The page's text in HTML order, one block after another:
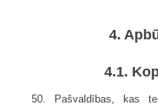
4.
4.1.
50. Pašvaldības, kas